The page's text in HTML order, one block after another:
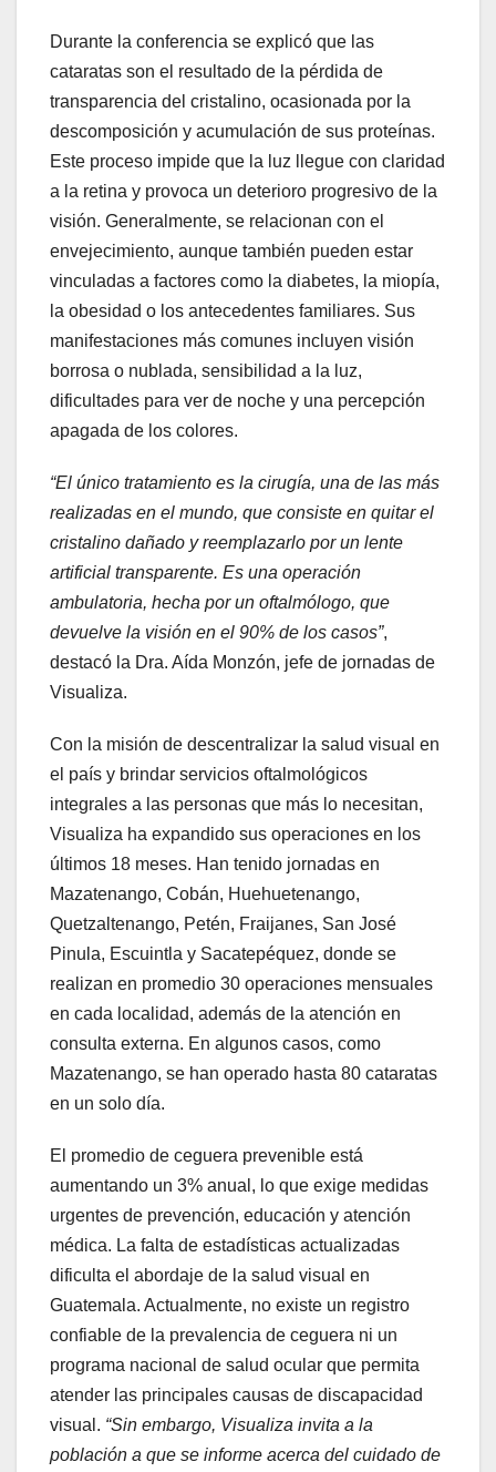
Durante la conferencia se explicó que las
cataratas son el resultado de la pérdida de
transparencia del cristalino, ocasionada por la
descomposición y acumulación de sus proteínas.
Este proceso impide que la luz llegue con claridad
a la retina y provoca un deterioro progresivo de la
visión. Generalmente, se relacionan con el
envejecimiento, aunque también pueden estar
vinculadas a factores como la diabetes, la miopía,
la obesidad o los antecedentes familiares. Sus
manifestaciones más comunes incluyen visión
borrosa o nublada, sensibilidad a la luz,
dificultades para ver de noche y una percepción
apagada de los colores.
“El único tratamiento es la cirugía, una de las más
realizadas en el mundo, que consiste en quitar el
cristalino dañado y reemplazarlo por un lente
artificial transparente. Es una operación
ambulatoria, hecha por un oftalmólogo, que
devuelve la visión en el 90% de los casos”,
destacó la Dra. Aída Monzón, jefe de jornadas de
Visualiza.
Con la misión de descentralizar la salud visual en
el país y brindar servicios oftalmológicos
integrales a las personas que más lo necesitan,
Visualiza ha expandido sus operaciones en los
últimos 18 meses. Han tenido jornadas en
Mazatenango, Cobán, Huehuetenango,
Quetzaltenango, Petén, Fraijanes, San José
Pinula, Escuintla y Sacatepéquez, donde se
realizan en promedio 30 operaciones mensuales
en cada localidad, además de la atención en
consulta externa. En algunos casos, como
Mazatenango, se han operado hasta 80 cataratas
en un solo día.
El promedio de ceguera prevenible está
aumentando un 3% anual, lo que exige medidas
urgentes de prevención, educación y atención
médica. La falta de estadísticas actualizadas
dificulta el abordaje de la salud visual en
Guatemala. Actualmente, no existe un registro
confiable de la prevalencia de ceguera ni un
programa nacional de salud ocular que permita
atender las principales causas de discapacidad
visual. “Sin embargo, Visualiza invita a la
población a que se informe acerca del cuidado de